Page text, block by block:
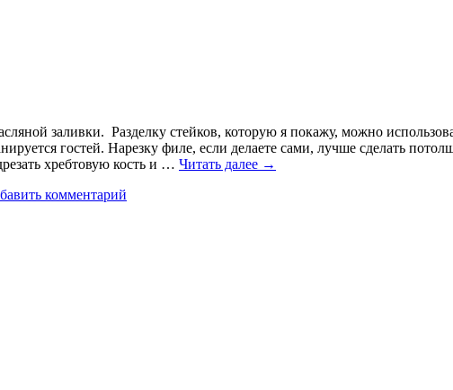
заливки. Разделку стейков, которую я покажу, можно
гостей. Нарезку филе, если делаете сами, лучше сделать
хребтовую кость и … Читать далее →
комментарий